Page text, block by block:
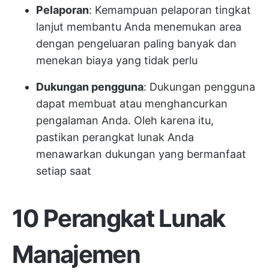
Pelaporan: Kemampuan pelaporan tingkat
lanjut membantu Anda menemukan area
dengan pengeluaran paling banyak dan
menekan biaya yang tidak perlu
Dukungan pengguna: Dukungan pengguna
dapat membuat atau menghancurkan
pengalaman Anda. Oleh karena itu,
pastikan perangkat lunak Anda
menawarkan dukungan yang bermanfaat
setiap saat
10 Perangkat Lunak
Manajemen